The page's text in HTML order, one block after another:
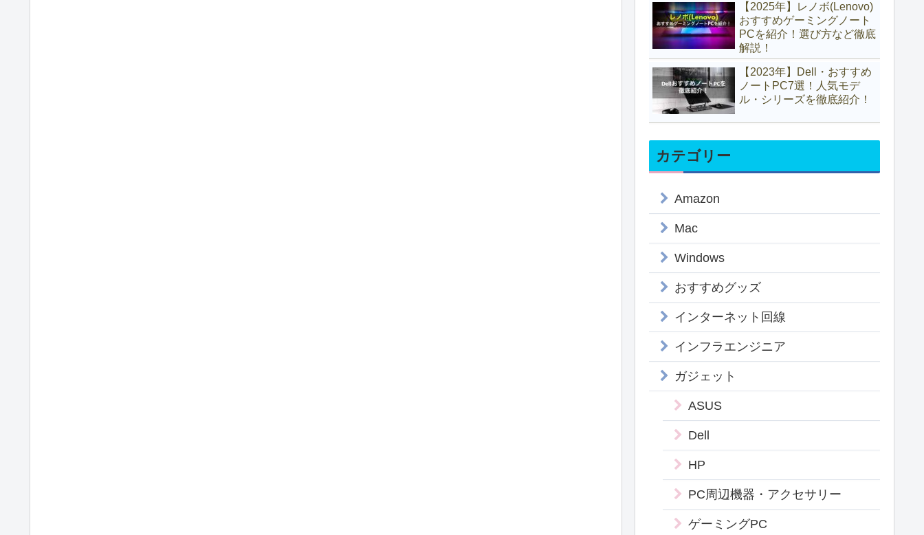
【2025年】レノボ(Lenovo)
おすすめゲーミングノート
PCを紹介！選び方など徹底
解説！
【2023年】Dell・おすすめ
ノートPC7選！人気モデ
ル・シリーズを徹底紹介！
カテゴリー
Amazon
Mac
Windows
おすすめグッズ
インターネット回線
インフラエンジニア
ガジェット
ASUS
Dell
HP
PC周辺機器・アクセサリー
ゲーミングPC